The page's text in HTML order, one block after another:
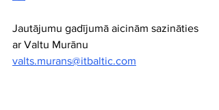
Jautājumu gadījumā aicinām sazināties
ar Valtu Murānu
valts.murans@itbaltic.com